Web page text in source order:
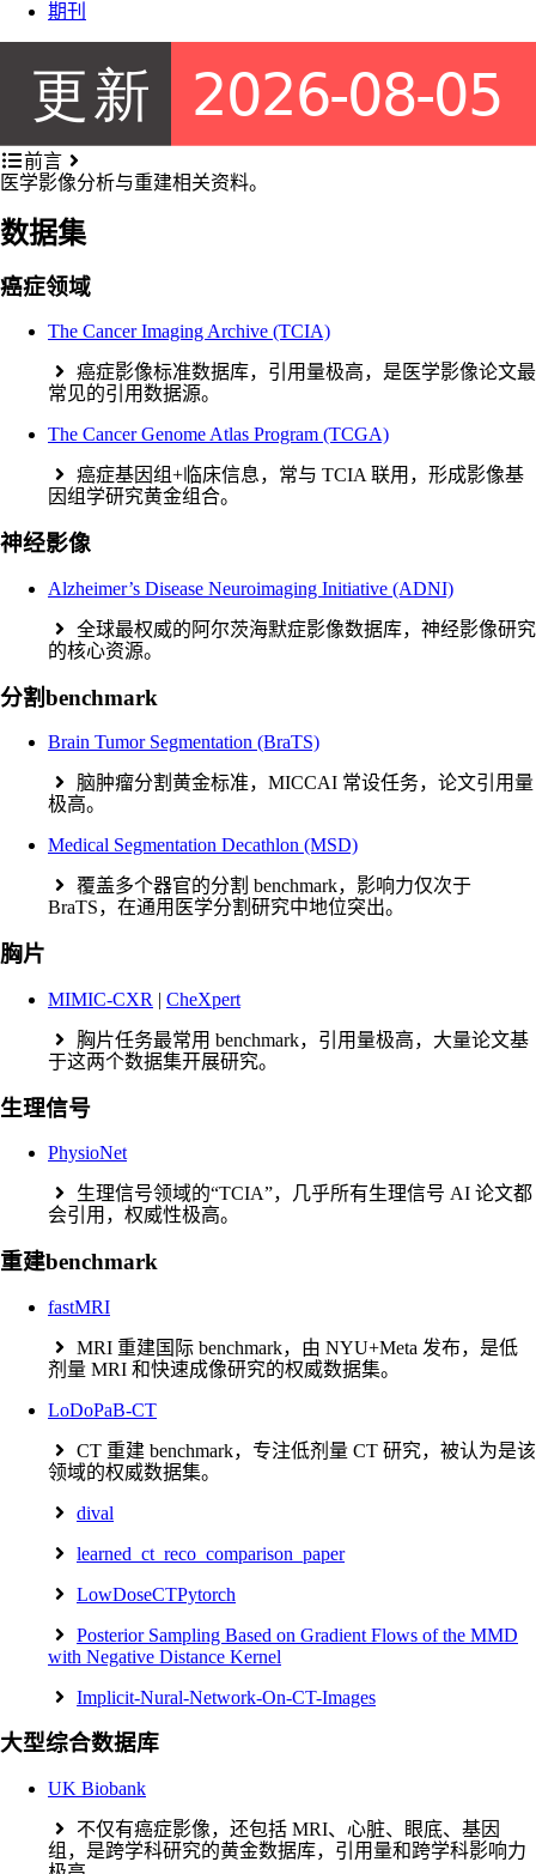
期刊
前言
医学影像分析与重建相关资料。
数据集
癌症领域
The Cancer Imaging Archive (TCIA)
癌症影像标准数据库，引用量极高，是医学影像论文最
常见的引用数据源。
The Cancer Genome Atlas Program (TCGA)
癌症基因组+临床信息，常与 TCIA 联用，形成影像基
因组学研究黄金组合。
神经影像
Alzheimer’s Disease Neuroimaging Initiative (ADNI)
全球最权威的阿尔茨海默症影像数据库，神经影像研究
的核心资源。
分割benchmark
Brain Tumor Segmentation (BraTS)
脑肿瘤分割黄金标准，MICCAI 常设任务，论文引用量
极高。
Medical Segmentation Decathlon (MSD)
覆盖多个器官的分割 benchmark，影响力仅次于
BraTS，在通用医学分割研究中地位突出。
胸片
MIMIC-CXR | CheXpert
胸片任务最常用 benchmark，引用量极高，大量论文基
于这两个数据集开展研究。
生理信号
PhysioNet
生理信号领域的“TCIA”，几乎所有生理信号 AI 论文都
会引用，权威性极高。
重建benchmark
fastMRI
MRI 重建国际 benchmark，由 NYU+Meta 发布，是低
剂量 MRI 和快速成像研究的权威数据集。
LoDoPaB-CT
CT 重建 benchmark，专注低剂量 CT 研究，被认为是该
领域的权威数据集。
dival
learned_ct_reco_comparison_paper
LowDoseCTPytorch
Posterior Sampling Based on Gradient Flows of the MMD
with Negative Distance Kernel
Implicit-Nural-Network-On-CT-Images
大型综合数据库
UK Biobank
不仅有癌症影像，还包括 MRI、心脏、眼底、基因
组，是跨学科研究的黄金数据库，引用量和跨学科影响力